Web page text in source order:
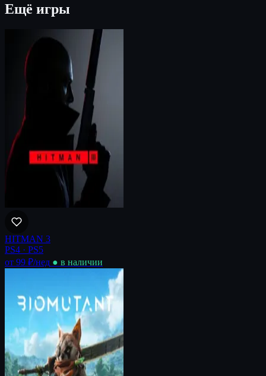
Ещё игры
HITMAN 3
PS4 · PS5
от 99 ₽/нед ● в наличии